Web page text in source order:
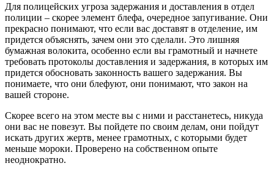
Для полицейских угроза задержания и доставления в отдел
полиции – скорее элемент блефа, очередное запугивание. Они
прекрасно понимают, что если вас доставят в отделение, им
придется объяснять, зачем они это сделали. Это лишняя
бумажная волокита, особенно если вы грамотный и начнете
требовать протоколы доставления и задержания, в которых им
придется обосновать законность вашего задержания. Вы
понимаете, что они блефуют, они понимают, что закон на
вашей стороне.
Скорее всего на этом месте вы с ними и расстанетесь, никуда
они вас не повезут. Вы пойдете по своим делам, они пойдут
искать других жертв, менее грамотных, с которыми будет
меньше мороки. Проверено на собственном опыте
неоднократно.